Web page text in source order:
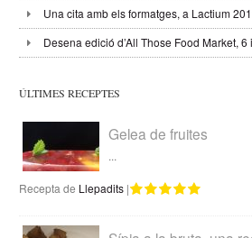
Una cita amb els formatges, a Lactium
Desena edició d’All Those Food Market, 6
ÚLTIMES RECEPTES
Gelea de fruites
...
Recepta de Llepadits |